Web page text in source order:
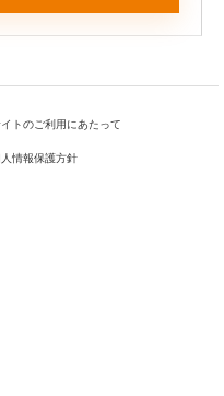
トのご利用にあたって
情報保護方針